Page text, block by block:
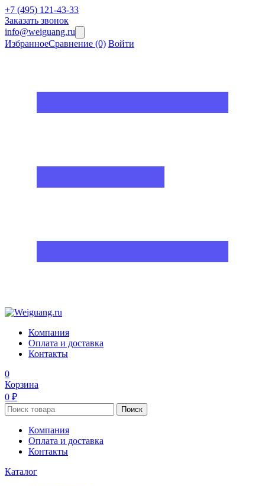
+7 (495) 121-43-33
Заказать звонок
info@weiguang.ru
ИзбранноеСравнение (0) Войти
Компания
Оплата и доставка
Контакты
0
Корзина
0 ₽
Поиск
Компания
Оплата и доставка
Контакты
Каталог